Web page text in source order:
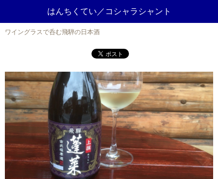
はんちくてい／コシャラシャント
ワイングラスで呑む飛騨の日本酒